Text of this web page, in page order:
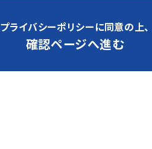
プライバシーポリシーに同意の上、
確認ページへ進む